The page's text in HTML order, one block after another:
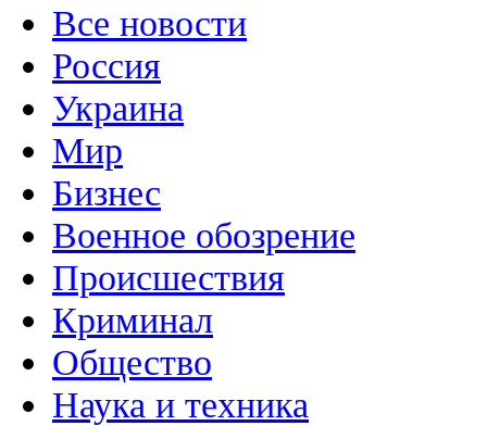
Все новости
Россия
Украина
Мир
Бизнес
Военное обозрение
Происшествия
Криминал
Общество
Наука и техника